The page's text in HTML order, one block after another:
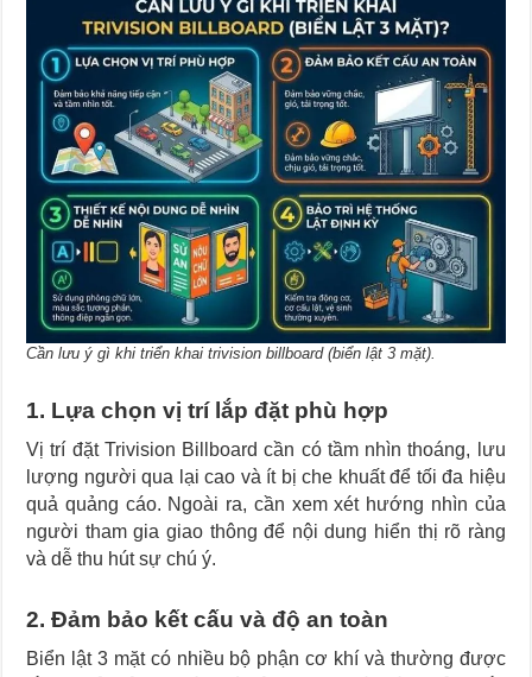
Cần lưu ý gì khi triển khai trivision billboard (biển lật 3 mặt).
1. Lựa chọn vị trí lắp đặt phù hợp
Vị trí đặt Trivision Billboard cần có tầm nhìn thoáng, lưu
lượng người qua lại cao và ít bị che khuất để tối đa hiệu
quả quảng cáo. Ngoài ra, cần xem xét hướng nhìn của
người tham gia giao thông để nội dung hiển thị rõ ràng
và dễ thu hút sự chú ý.
2. Đảm bảo kết cấu và độ an toàn
Biển lật 3 mặt có nhiều bộ phận cơ khí và thường được